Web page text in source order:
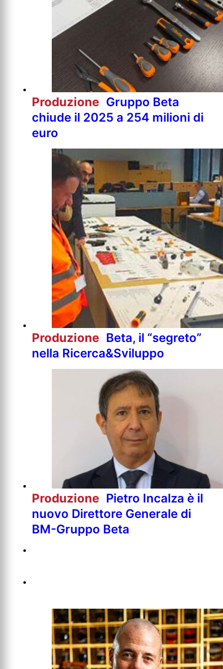
Produzione Gruppo Beta
chiude il 2025 a 254 milioni di
euro
Produzione Beta, il “segreto”
nella Ricerca&Sviluppo
Produzione Pietro Incalza è il
nuovo Direttore Generale di
BM-Gruppo Beta